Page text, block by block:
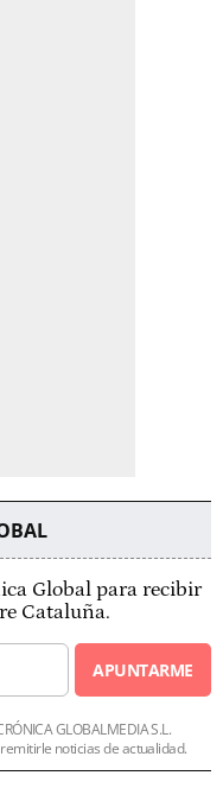
Global para recibir
Cataluña.
APUNTARME
GLOBALMEDIA S.L.
noticias de actualidad.